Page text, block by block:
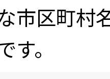
市区町村
。